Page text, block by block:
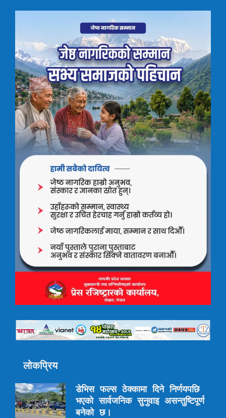
लोकप्रिय
डेभिस फल्स ठेक्कामा दिने निर्णयपछि
भएको सार्वजनिक सुनुवाइ असन्तुष्टिपूर्ण
बनेको छ।